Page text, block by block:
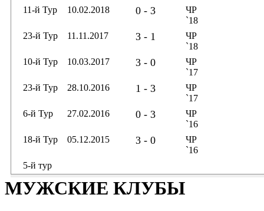
11-й Тур
10.02.2018 0 - 3
ЧР
`18
23-й Тур
11.11.2017 3 - 1
ЧР
`18
10-й Тур
10.03.2017 3 - 0
ЧР
`17
23-й Тур
28.10.2016 1 - 3
ЧР
`17
6-й Тур
27.02.2016 0 - 3
ЧР
`16
18-й Тур
05.12.2015 3 - 0
ЧР
`16
5-й тур
МУЖСКИЕ КЛУБЫ